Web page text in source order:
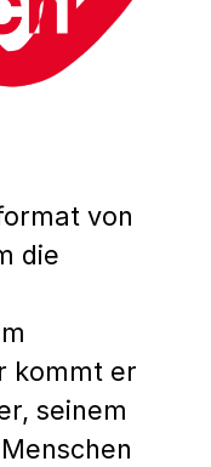
von
die
kommt er
seinem